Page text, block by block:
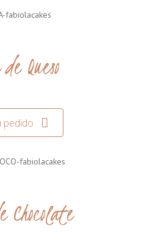
Queso
pedido